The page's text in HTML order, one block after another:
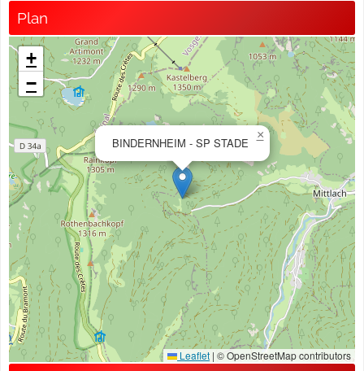
Plan
BINDERNHEIM - SP STADE
×
+
−
Leaflet | © OpenStreetMap contributors